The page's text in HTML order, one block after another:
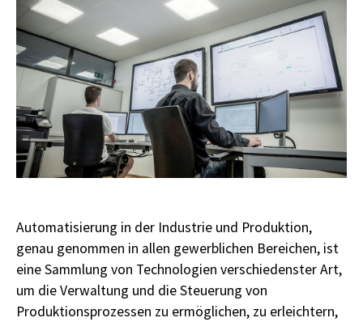
Automatisierung in der Industrie und Produktion,
genau genommen in allen gewerblichen Bereichen, ist
eine Sammlung von Technologien verschiedenster Art,
um die Verwaltung und die Steuerung von
Produktionsprozessen zu ermöglichen, zu erleichtern,